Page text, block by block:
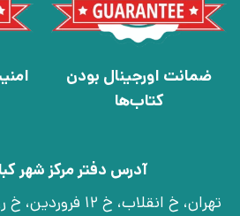
ضمانت اورجینال بودن
کتاب‌ها
آدرس دفتر مرکز شهر